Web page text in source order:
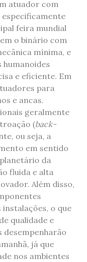
atuador com
feira mundial
o binário com
mínima, e
humanoides
e eficiente. Em
para
e ancas.
geralmente
(back-
ou seja, a
em sentido
da
fluida e alta
Além disso,
o que
qualidade e
desempenharão
já que
nos ambientes